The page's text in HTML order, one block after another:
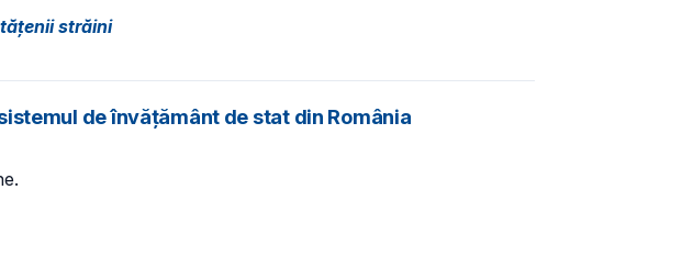
străini
de învățământ de stat din România